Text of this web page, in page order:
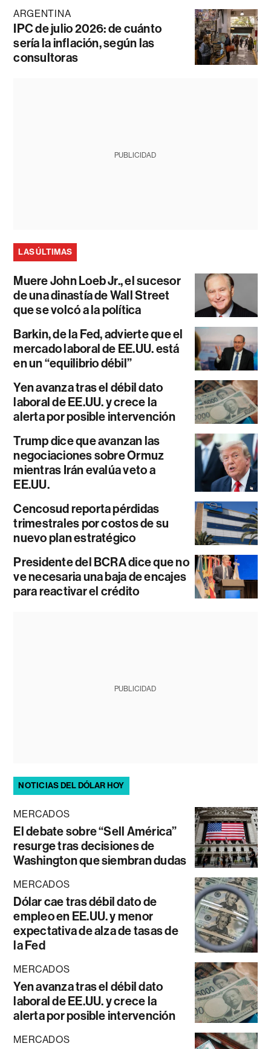
ARGENTINA
IPC de julio 2026: de cuánto
sería la inflación, según las
consultoras
PUBLICIDAD
LAS ÚLTIMAS
Muere John Loeb Jr., el sucesor
de una dinastía de Wall Street
que se volcó a la política
Barkin, de la Fed, advierte que el
mercado laboral de EE.UU. está
en un “equilibrio débil”
Yen avanza tras el débil dato
laboral de EE.UU. y crece la
alerta por posible intervención
Trump dice que avanzan las
negociaciones sobre Ormuz
mientras Irán evalúa veto a
EE.UU.
Cencosud reporta pérdidas
trimestrales por costos de su
nuevo plan estratégico
Presidente del BCRA dice que no
ve necesaria una baja de encajes
para reactivar el crédito
PUBLICIDAD
NOTICIAS DEL DÓLAR HOY
MERCADOS
El debate sobre “Sell América”
resurge tras decisiones de
Washington que siembran dudas
MERCADOS
Dólar cae tras débil dato de
empleo en EE.UU. y menor
expectativa de alza de tasas de
la Fed
MERCADOS
Yen avanza tras el débil dato
laboral de EE.UU. y crece la
alerta por posible intervención
MERCADOS